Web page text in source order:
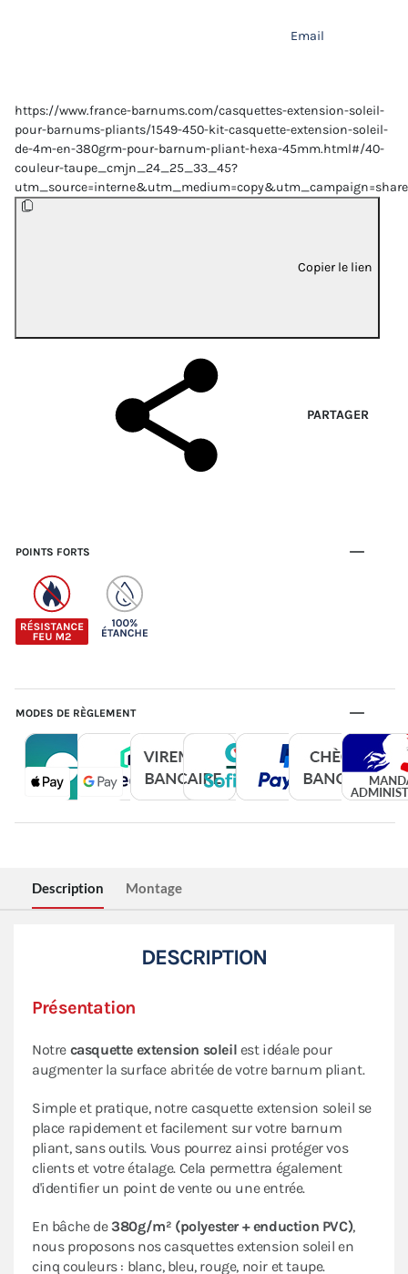
Email
https://www.france-barnums.com/casquettes-extension-soleil-
pour-barnums-pliants/1549-450-kit-casquette-extension-soleil-
de-4m-en-380grm-pour-barnum-pliant-hexa-45mm.html#/40-
couleur-taupe_cmjn_24_25_33_45?
Copier le lien
PARTAGER
POINTS FORTS
MODES DE RÈGLEMENT
Description Montage
DESCRIPTION
Présentation
Notre casquette extension soleil est idéale pour
augmenter la surface abritée de votre barnum pliant.
Simple et pratique, notre casquette extension soleil se
place rapidement et facilement sur votre barnum
pliant, sans outils. Vous pourrez ainsi protéger vos
clients et votre étalage. Cela permettra également
d'identifier un point de vente ou une entrée.
En bâche de380g/m² (polyester + enduction PVC),
nous proposons nos casquettes extension soleil en
cinq couleurs : blanc, bleu, rouge, noir et taupe.